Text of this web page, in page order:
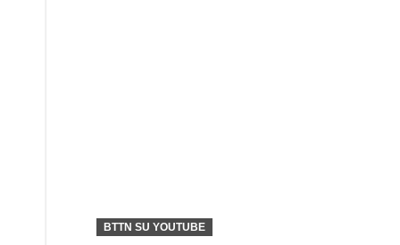
BTTN SU YOUTUBE